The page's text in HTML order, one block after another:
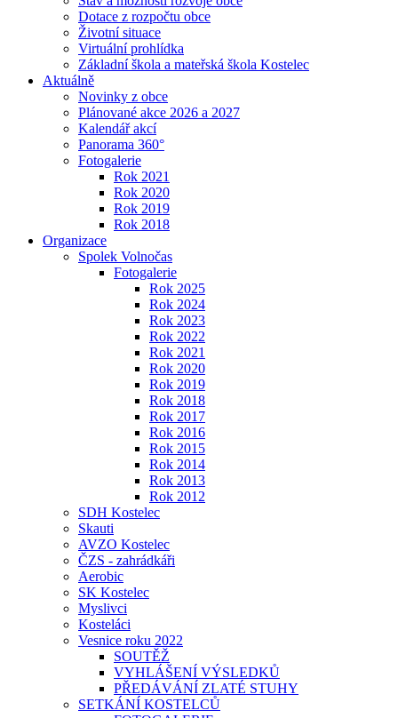
Dotace z rozpočtu obce
Životní situace
Virtuální prohlídka
Základní škola a mateřská škola Kostelec
Aktuálně
Novinky z obce
Plánované akce 2026 a 2027
Kalendář akcí
Panorama 360°
Fotogalerie
Rok 2021
Rok 2020
Rok 2019
Rok 2018
Organizace
Spolek Volnočas
Fotogalerie
Rok 2025
Rok 2024
Rok 2023
Rok 2022
Rok 2021
Rok 2020
Rok 2019
Rok 2018
Rok 2017
Rok 2016
Rok 2015
Rok 2014
Rok 2013
Rok 2012
SDH Kostelec
Skauti
AVZO Kostelec
ČZS - zahrádkáři
Aerobic
SK Kostelec
Myslivci
Kosteláci
Vesnice roku 2022
SOUTĚŽ
VYHLÁŠENÍ VÝSLEDKŮ
PŘEDÁVÁNÍ ZLATÉ STUHY
SETKÁNÍ KOSTELCŮ